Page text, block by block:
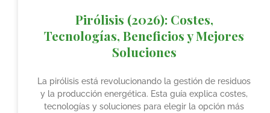
Pirólisis (2026): Costes,
Tecnologías, Beneficios y Mejores
Soluciones
La pirólisis está revolucionando la gestión de residuos
y la producción energética. Esta guía explica costes,
tecnologías y soluciones para elegir la opción más